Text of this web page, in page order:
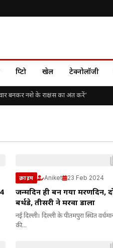
क्रिप्टो खेल टेक्नोलॉजी
बनकर नशे के राक्षस का अंत करें’
क्राइम Aniket 23 Feb 2024
जन्मदिन ही बन गया मरणदिन,
बर्थडे, तीसरी ने मरवा डाला
नई दिल्ली। दिल्ली के पीतमपुरा स्थित
की...